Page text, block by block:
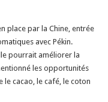
place par la Chine, entrée
avec Pékin.
pourrait améliorer la
les opportunités
cacao, le café, le coton